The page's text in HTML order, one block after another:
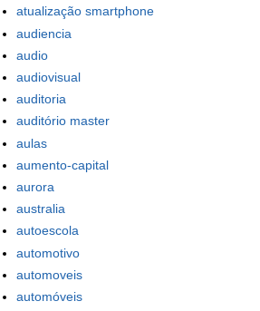
atualização smartphone
audiencia
audio
audiovisual
auditoria
auditório master
aulas
aumento-capital
aurora
australia
autoescola
automotivo
automoveis
automóveis